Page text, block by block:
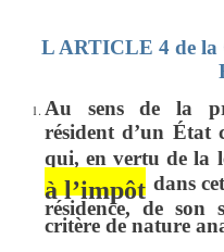
L ARTICLE 4 de
Au sens de la
résident d’un État
qui, en vertu de la
à l’impôt dans
résidence, de
critère de nature